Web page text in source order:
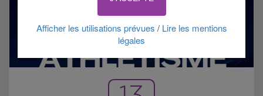
Afficher les utilisations prévues / Lire les mentions
légales